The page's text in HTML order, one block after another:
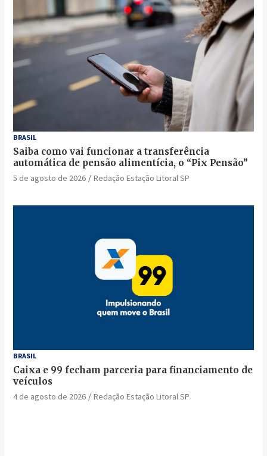
BRASIL
Saiba como vai funcionar a transferência
automática de pensão alimentícia, o “Pix Pensão”
5 de agosto de 2026 Redação Estação Litoral SP
BRASIL
Caixa e 99 fecham parceria para financiamento de
veículos
4 de agosto de 2026 Redação Estação Litoral SP